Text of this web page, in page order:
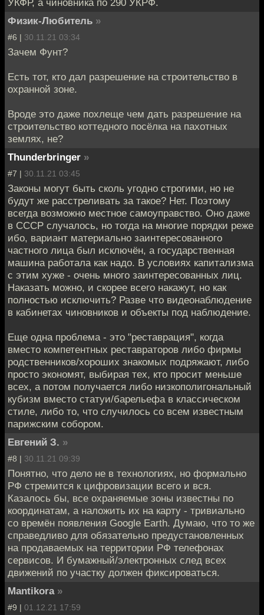
Физик-Любитель »
#6 | 30.11.21 03:34
Зачем Фунт?
Есть тот, кто дал разрешение на строительство в
охранной зоне.
Вроде это даже похлеще чем дать разрешение на
строительство коттедного посёлка на пахотных
землях, не?
Thunderbringer »
#7 | 30.11.21 03:45
Законы могут быть сколь угодно строгими, но не
будут же расстреливать за такое? Нет. Поэтому
всегда возможно местное самоуправство. Оно даже
в СССР случалось, но тогда на многие порядки реже
ибо, вариант материально заинтересованного
частного лица был исключён, а государственная
машина работала как надо. В условиях капитализма
с этим хуже - очень много заинтересованных лиц.
Наказать можно, и скорее всего накажут, но как
полностью исключить? Разве что видеонаблюдение
в кабинетах чиновников и объекты под наблюдение.
Еще одна проблема - это "реставрация", когда
вместо компетентных реставраторов либо фирмы
родственников/хороших знакомых подряжают, либо
просто экономят, выбирая тех, кто просит меньше
всех, а потом получается либо низкополигональный
кубизм вместо статуи/барельефа в классическом
стиле, либо то, что случилось со всем известным
парижским собором.
Евгений З. »
#8 | 30.11.21 09:39
Понятно, что дело не в технологиях, но формально
РФ стремится к цифровизации всего и вся.
Казалось бы, все охраняемые зоны известны по
координатам, а наложить их на карту - тривиально
со времён появления Google Earth. Думаю, что то же
справедливо для обязательно предустановленных
на продаваемых на территории РФ телефонах
сервисов. И бумажный/электронных след всех
движений по участку должен фиксироваться.
Mantikora »
#9 | 01.12.21 17:59